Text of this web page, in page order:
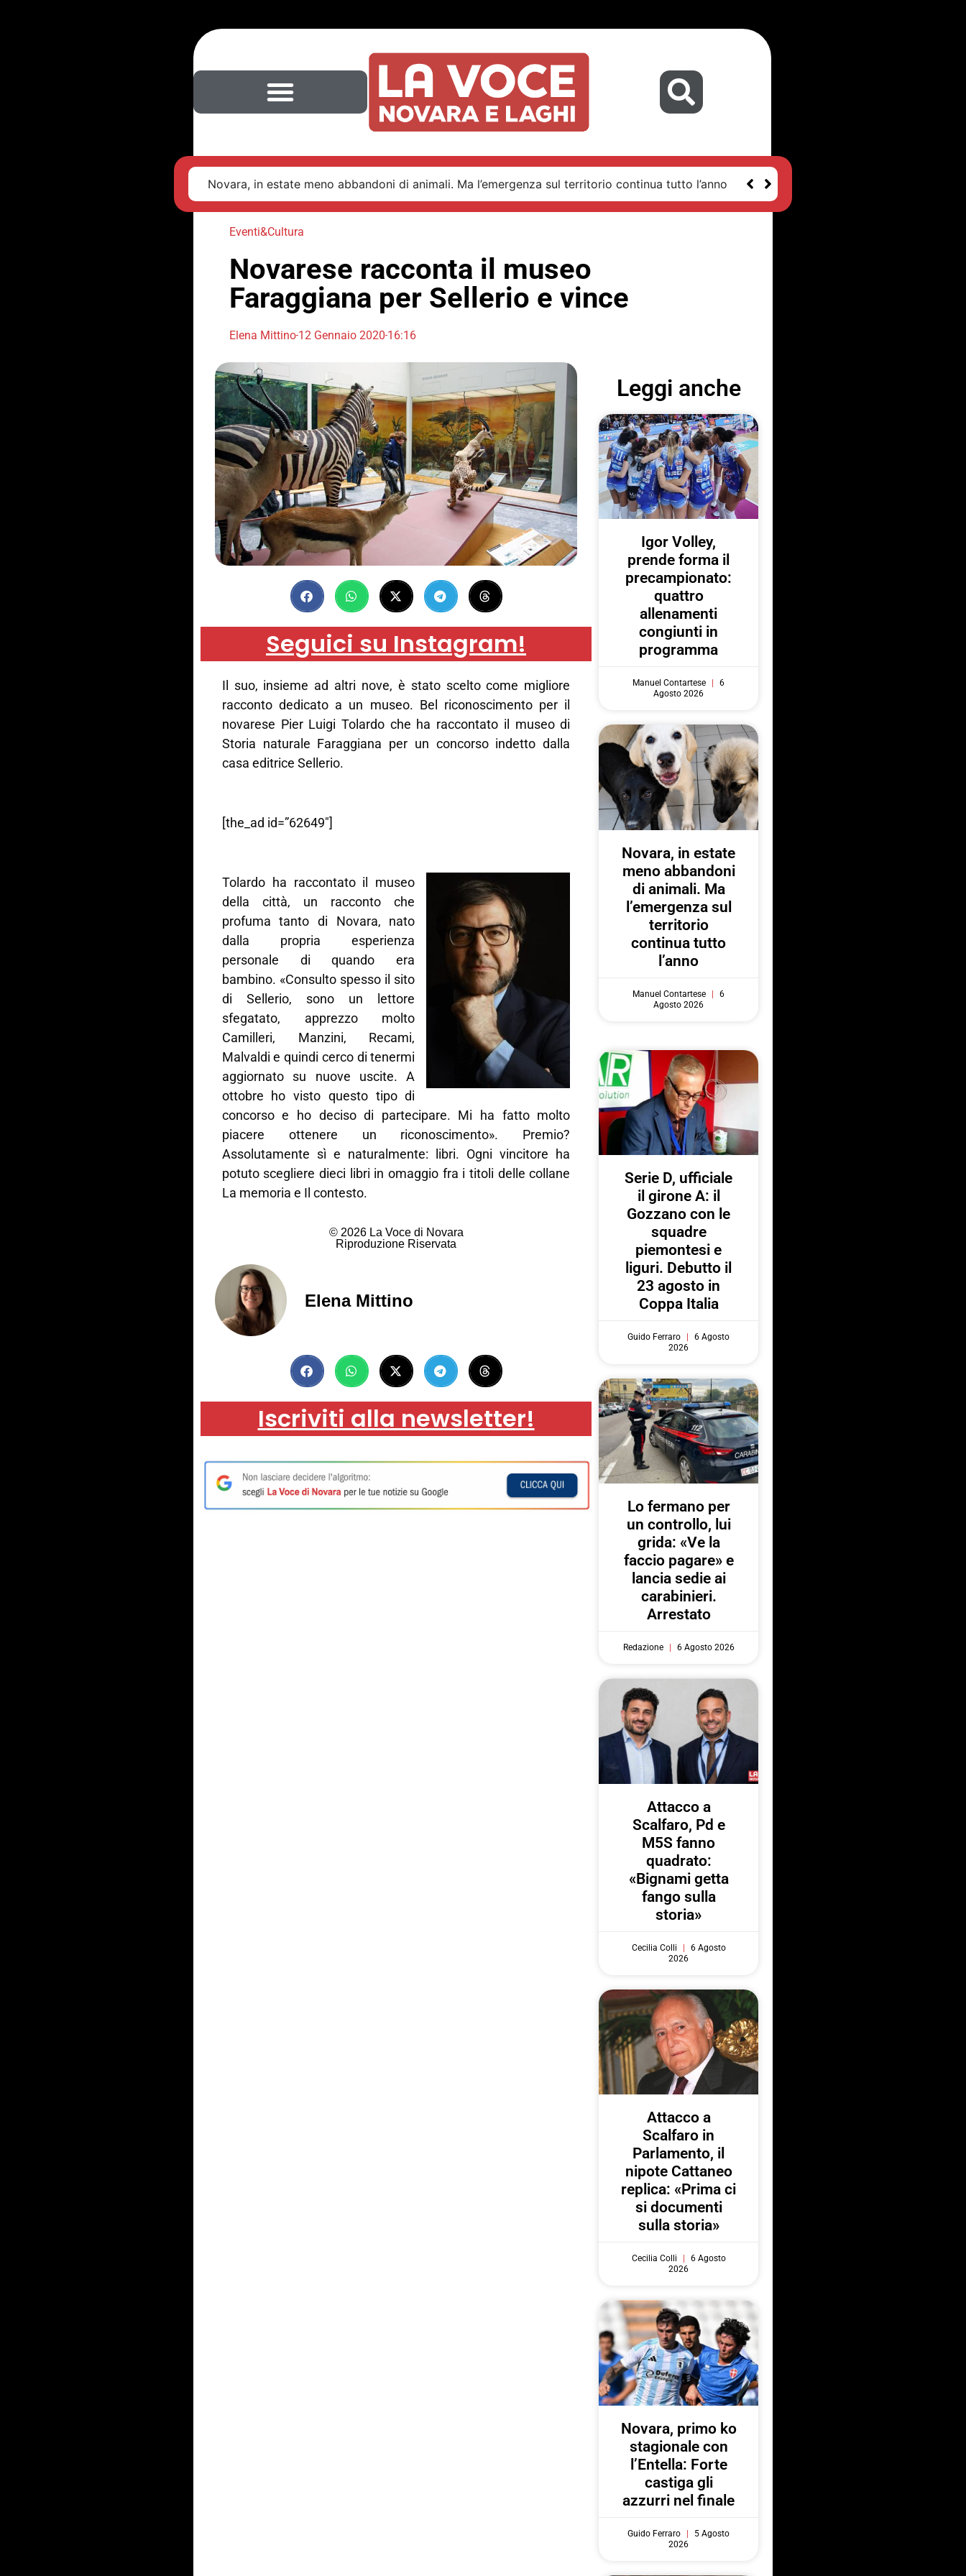
Novara, in estate meno abbandoni di animali. Ma l’emergenza sul territorio continua tutto l’anno
Eventi&Cultura
Novarese racconta il museo
Faraggiana per Sellerio e vince
Elena Mittino12 Gennaio 202016:16
Seguici su Instagram!
Il suo, insieme ad altri nove, è stato scelto come migliore
racconto dedicato a un museo. Bel riconoscimento per il
novarese Pier Luigi Tolardo che ha raccontato il museo di
Storia naturale Faraggiana per un concorso indetto dalla
casa editrice Sellerio.
[the_ad id=”62649″]
Tolardo ha raccontato il museo
della città, un racconto che
profuma tanto di Novara, nato
dalla propria esperienza
personale di quando era
bambino. «Consulto spesso il sito
di Sellerio, sono un lettore
sfegatato, apprezzo molto
Camilleri, Manzini, Recami,
Malvaldi e quindi cerco di tenermi
aggiornato su nuove uscite. A
ottobre ho visto questo tipo di
concorso e ho deciso di partecipare. Mi ha fatto molto
piacere ottenere un riconoscimento». Premio?
Assolutamente sì e naturalmente: libri. Ogni vincitore ha
potuto scegliere dieci libri in omaggio fra i titoli delle collane
La memoria e Il contesto.
© 2026 La Voce di Novara
Riproduzione Riservata
Elena Mittino
Iscriviti alla newsletter!
Leggi anche
Igor Volley,
prende forma il
precampionato:
quattro
allenamenti
congiunti in
programma
Manuel Contartese
6
Agosto 2026
Novara, in estate
meno abbandoni
di animali. Ma
l’emergenza sul
territorio
continua tutto
l’anno
Manuel Contartese
6
Agosto 2026
Serie D, ufficiale
il girone A: il
Gozzano con le
squadre
piemontesi e
liguri. Debutto il
23 agosto in
Coppa Italia
Guido Ferraro
6 Agosto
2026
Lo fermano per
un controllo, lui
grida: «Ve la
faccio pagare» e
lancia sedie ai
carabinieri.
Arrestato
Redazione 6 Agosto 2026
Attacco a
Scalfaro, Pd e
M5S fanno
quadrato:
«Bignami getta
fango sulla
storia»
Cecilia Colli
6 Agosto
2026
Attacco a
Scalfaro in
Parlamento, il
nipote Cattaneo
replica: «Prima ci
si documenti
sulla storia»
Cecilia Colli
6 Agosto
2026
Novara, primo ko
stagionale con
l’Entella: Forte
castiga gli
azzurri nel finale
Guido Ferraro
5 Agosto
2026